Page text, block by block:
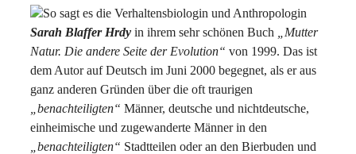
So sagt es die Verhaltensbiologin und Anthropologin
Sarah Blaffer Hrdy in ihrem sehr schönen Buch
„Mutter
Natur. Die andere Seite der Evolution“ von 1999. Das ist
dem Autor auf Deutsch im Juni 2000 begegnet, als er aus
ganz anderen Gründen über die oft traurigen
„benachteiligten“ Männer, deutsche und nichtdeutsche,
einheimische und zugewanderte Männer in den
„benachteiligten“ Stadtteilen oder an den Bierbuden und